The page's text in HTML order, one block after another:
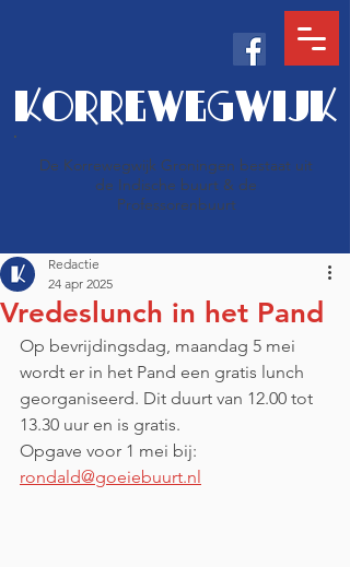
KORREWEGWIJK
De Korrewegwijk Groningen bestaat uit
de Indische buurt & de
Professorenbuurt
Vredeslunch in het Pand
Redactie
24 apr 2025
Op bevrijdingsdag, maandag 5 mei
wordt er in het Pand een gratis lunch
georganiseerd. Dit duurt van 12.00 tot
13.30 uur en is gratis.
Opgave voor 1 mei bij:
rondald@goeiebuurt.nl